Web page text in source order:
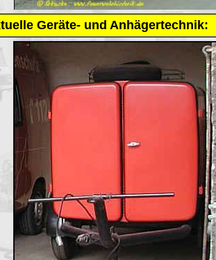
Geräte- und Anhägertechnik: